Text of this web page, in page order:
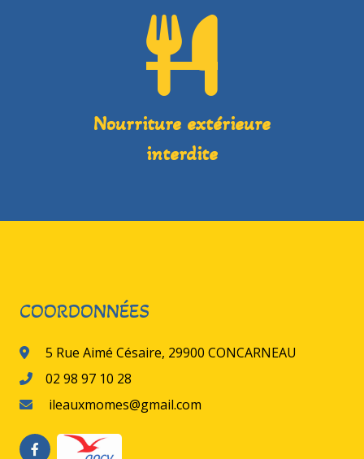
Nourriture extérieure
interdite
COORDONNÉES
5 Rue Aimé Césaire, 29900 CONCARNEAU
02 98 97 10 28
ileauxmomes@gmail.com